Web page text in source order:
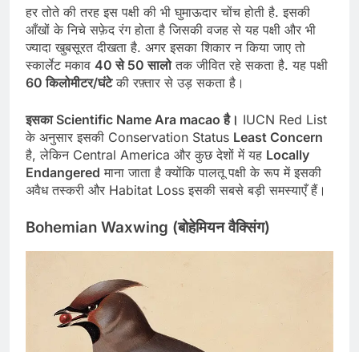
हर तोते की तरह इस पक्षी की भी घुमाऊदार चोंच होती है. इसकी
आँखों के निचे सफ़ेद रंग होता है जिसकी वजह से यह पक्षी और भी
ज्यादा खुबसूरत दीखता है. अगर इसका शिकार न किया जाए तो
स्कार्लेट मकाव 40 से 50 सालोतक जीवित रहे सकता है. यह पक्षी
60 किलोमीटर/घंटेकी रफ़्तार से उड़ सकता है।
इसका Scientific Name Ara macao है। IUCN Red List
के अनुसार इसकी Conservation Status Least Concern
है, लेकिन Central America और कुछ देशों में यह Locally
Endangered माना जाता है क्योंकि पालतू पक्षी के रूप में इसकी
अवैध तस्करी और Habitat Loss इसकी सबसे बड़ी समस्याएँ हैं।
Bohemian Waxwing (बोहेमियन वैक्सिंग)